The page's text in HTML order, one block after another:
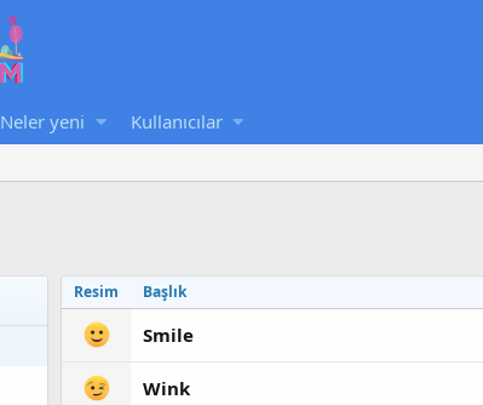
Neler yeni Kullanıcılar
Resim Başlık
Smile
Wink